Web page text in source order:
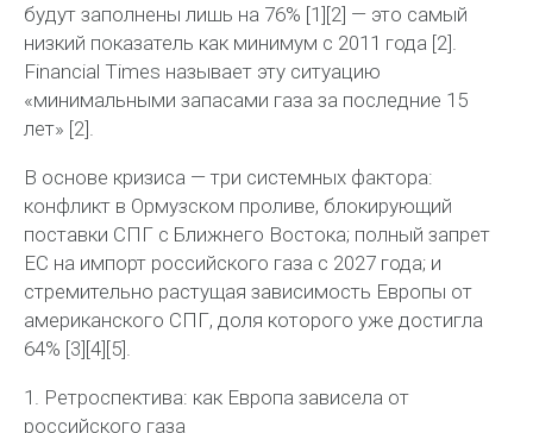
будут заполнены лишь на 76% [1][2] — это самый
низкий показатель как минимум с 2011 года [2].
Financial Times называет эту ситуацию
«минимальными запасами газа за последние 15
лет» [2].
В основе кризиса — три системных фактора:
конфликт в Ормузском проливе, блокирующий
поставки СПГ с Ближнего Востока; полный запрет
ЕС на импорт российского газа с 2027 года; и
стремительно растущая зависимость Европы от
американского СПГ, доля которого уже достигла
64% [3][4][5].
1. Ретроспектива: как Европа зависела от
российского газа